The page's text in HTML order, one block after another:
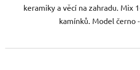
keramiky a věcí na zahradu. Mix
kamínků. Model černo